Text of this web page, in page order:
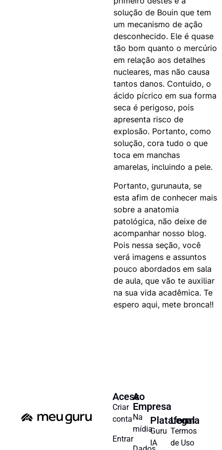
solução de Bouin que tem
um mecanismo de ação
desconhecido. Ele é quase
tão bom quanto o mercúrio
em relação aos detalhes
nucleares, mas não causa
tantos danos. Contuido, o
ácido pícrico em sua forma
seca é perigoso, pois
apresenta risco de
explosão. Portanto, como
solução, cora tudo o que
toca em manchas
amarelas, incluindo a pele.
Portanto, gurunauta, se
esta afim de conhecer mais
sobre a anatomia
patológica, não deixe de
acompanhar nosso blog.
Pois nessa seção, você
verá imagens e assuntos
pouco abordados em sala
de aula, que vão te auxiliar
na sua vida acadêmica. Te
espero aqui, mete bronca!!
Acesso
Criar
conta
Entrar
A
Empresa
Na
mídia
Plataforma
Guru
IA
Legal
Termos
de Uso